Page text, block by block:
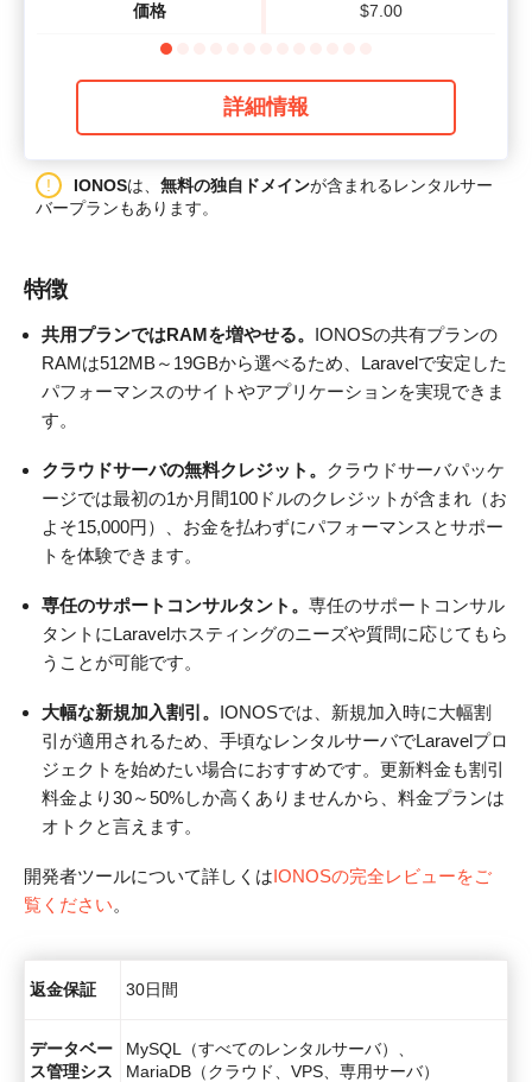
価格 $7.00
詳細情報
IONOSは、 無料の独自ドメインが含まれるレンタルサー
バープランもあります。
特徴
共用プランではRAMを増やせる。 IONOSの共有プランの
RAMは512MB～19GBから選べるため、Laravelで安定した
パフォーマンスのサイトやアプリケーションを実現できま
す。
クラウドサーバの無料クレジット。
クラウドサーバパッケ
ージでは最初の1か月間100ドルのクレジットが含まれ（お
よそ15,000円）、お金を払わずにパフォーマンスとサポー
トを体験できます。
専任のサポートコンサルタント。 専任のサポートコンサル
タントにLaravelホスティングのニーズや質問に応じてもら
うことが可能です。
大幅な新規加入割引。 IONOSでは、新規加入時に大幅割
引が適用されるため、手頃なレンタルサーバでLaravelプロ
ジェクトを始めたい場合におすすめです。更新料金も割引
料金より30～50%しか高くありませんから、料金プランは
オトクと言えます。
開発者ツールについて詳しくはIONOSの完全レビューをご
覧ください。
返金保証 30日間
データベー
ス管理シス
MySQL（すべてのレンタルサーバ）、
MariaDB（クラウド、VPS、専用サーバ）